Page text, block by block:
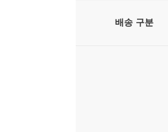
배송 구분